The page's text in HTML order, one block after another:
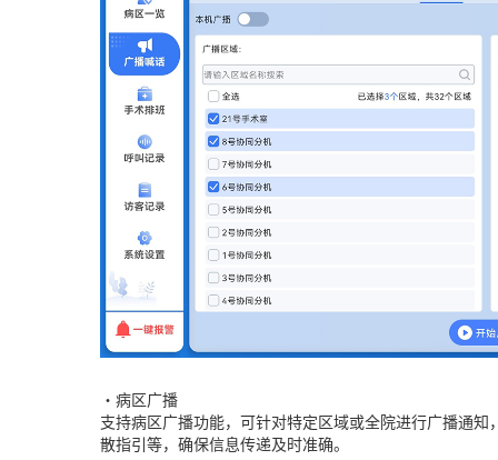
•病区广播
支持病区广播功能，可针对特定区域或全院进行广播通
散指引等，确保信息传递及时准确。